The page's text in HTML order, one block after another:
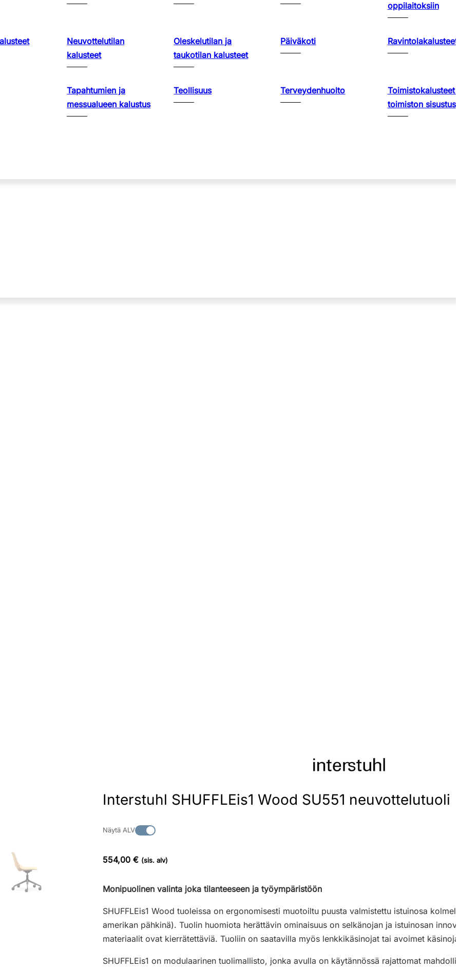
oppilaitoksiin
Neuvottelutilan
kalusteet
Oleskelutilan ja
taukotilan kalusteet
Päiväkoti Ravintolakalusteet
Tapahtumien ja
messualueen kalustus
Teollisuus Terveydenhuolto
Toimistokalusteet
toimiston sisustus
Interstuhl SHUFFLEis1 Wood SU551 neuvottelutuoli
Näytä ALV
554,00 € (sis. alv)
Monipuolinen valinta joka tilanteeseen ja työympäristöön
SHUFFLEis1 Wood tuoleissa on ergonomisesti muotoiltu puusta valmistettu istuinosa
amerikan pähkinä). Tuolin huomiota herättävin ominaisuus on selkänojan ja istuinosan
materiaalit ovat kierrätettäviä. Tuoliin on saatavilla myös lenkkikäsinojat tai avoimet
SHUFFLEis1 on modulaarinen tuolimallisto, jonka avulla on käytännössä rajattomat